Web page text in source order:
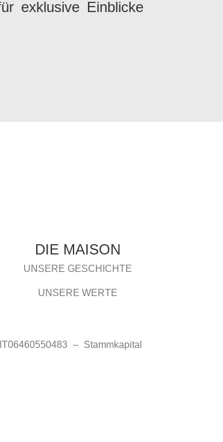
exklusive Einblicke
DIE MAISON
UNSERE GESCHICHTE
UNSERE WERTE
– Stammkapital